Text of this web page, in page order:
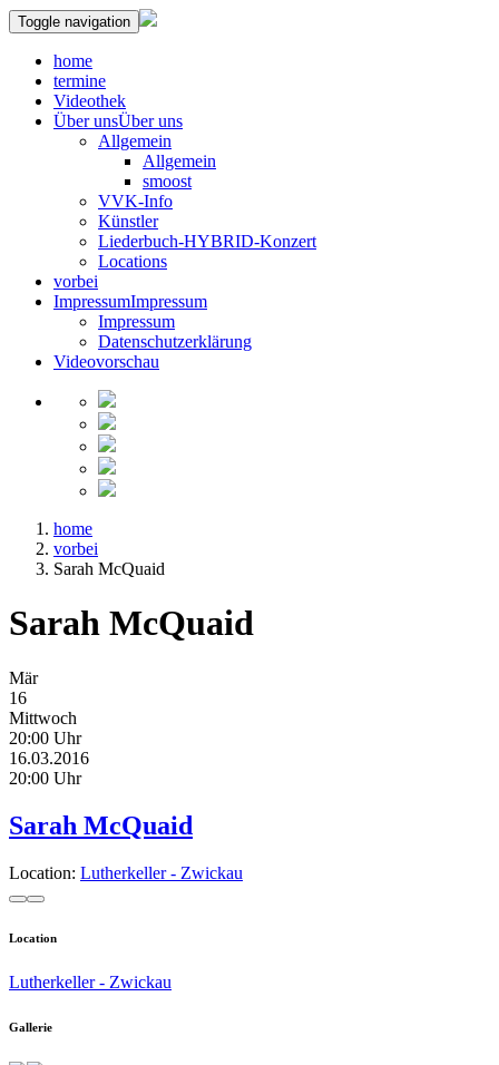
Toggle navigation
home
termine
Videothek
Über unsÜber uns
Allgemein
Allgemein
smoost
VVK-Info
Künstler
Liederbuch-HYBRID-Konzert
Locations
vorbei
ImpressumImpressum
Impressum
Datenschutzerklärung
Videovorschau
home
vorbei
Sarah McQuaid
Sarah McQuaid
Mär
16
Mittwoch
20:00 Uhr
16.03.2016
20:00 Uhr
Sarah McQuaid
Location: Lutherkeller - Zwickau
Location
Lutherkeller - Zwickau
Gallerie